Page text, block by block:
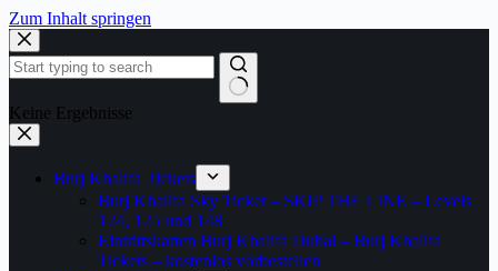
Zum Inhalt springen
Keine Ergebnisse
Burj Khalifa Tickets
Burj Khalifa Sky Ticket – SKIP THE LINE – Levels
124, 125 und 148
Eintrittskarten Burj Khalifa Dubai – Burj Khalifa
Tickets – kostenlos vorbestellen